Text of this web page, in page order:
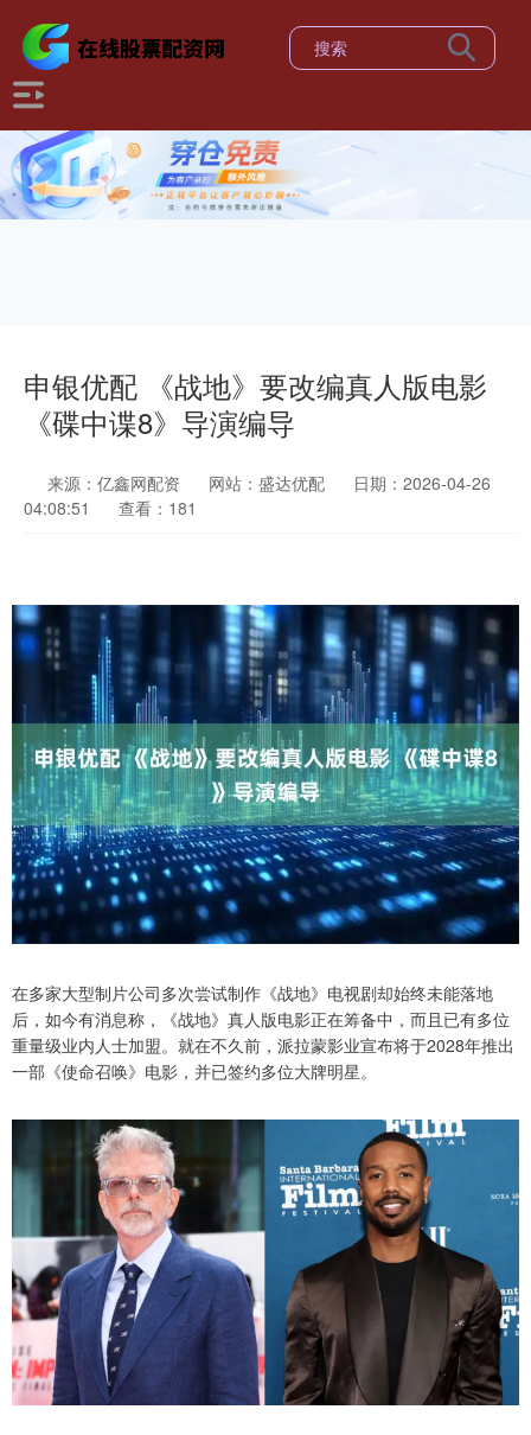
申银优配 《战地》要改编真人版电影
《碟中谍8》导演编导
来源：亿鑫网配资 网站：盛达优配
日期：2026-04-26
04:08:51
查看：181
在多家大型制片公司多次尝试制作《战地》电视剧却始终未能落地
后，如今有消息称，《战地》真人版电影正在筹备中，而且已有多位
重量级业内人士加盟。就在不久前，派拉蒙影业宣布将于2028年推出
一部《使命召唤》电影，并已签约多位大牌明星。